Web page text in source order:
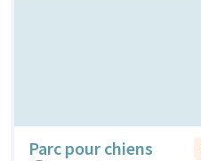
Parc pour chiens